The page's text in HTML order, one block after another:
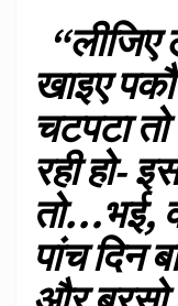
खाइए
चटपटा
रही हो-
तो…भई,
पांच दिन